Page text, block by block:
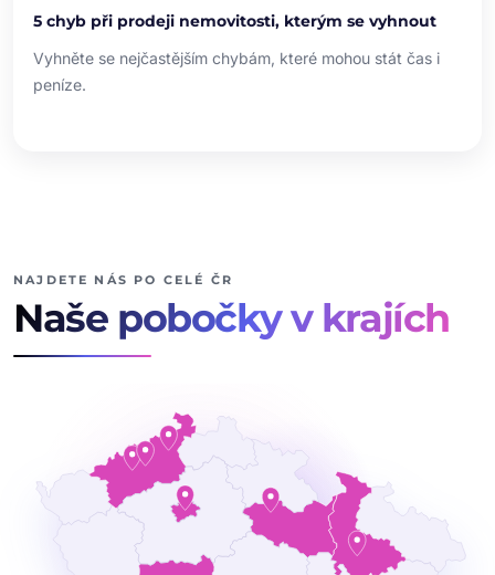
5 chyb při prodeji nemovitosti, kterým se vyhnout
Vyhněte se nejčastějším chybám, které mohou stát čas i
peníze.
NAJDETE NÁS PO CELÉ ČR
Naše pobočky v krajích